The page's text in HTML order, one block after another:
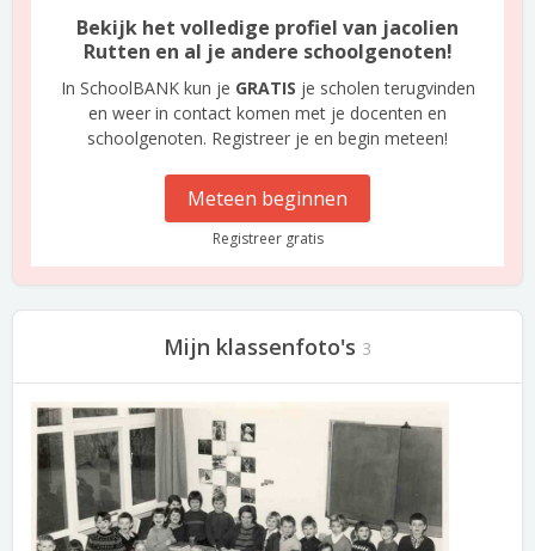
Bekijk het volledige profiel van jacolien
Rutten en al je andere schoolgenoten!
In SchoolBANK kun je GRATIS je scholen terugvinden
en weer in contact komen met je docenten en
schoolgenoten. Registreer je en begin meteen!
Meteen beginnen
Registreer gratis
Mijn klassenfoto's 3